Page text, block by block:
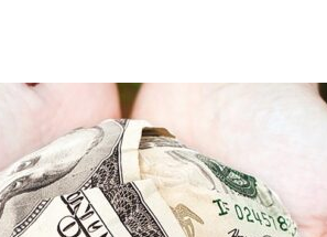
GRÜNDUNG EINER STIFTUNG